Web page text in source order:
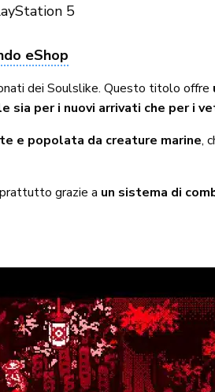
5
eShop
dei Soulslike. Questo titolo offre
sia per i nuovi arrivati che per i
e popolata da creature marine,
grazie a un sistema di